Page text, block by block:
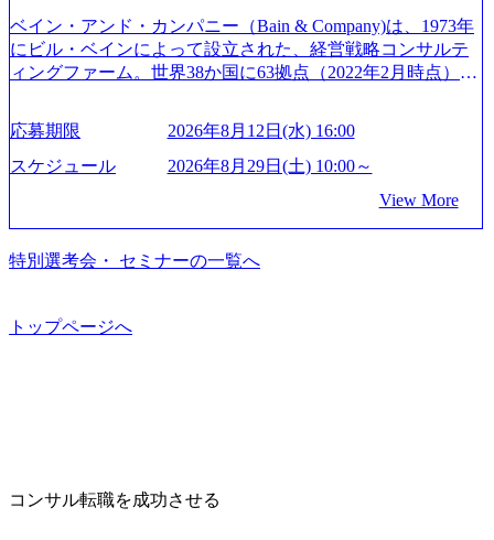
きます。 ※本求人はレバテック株式会社の雇用となりま
す。 ※案件によっては客先に出向いての作業も発生しま
す。 ＜ITコンサルタント＞ Webアプリケーション、SaaS系
模基幹システムにおける最上流のPoC(概念実証)支援から構
想策定、開発マネジメント支援までを一気通貫で担当して
います。 生成AIなどの最新技術とシステムを活用し、顧客
の業務革新と効率化の実現に貢献します。 ＜PL/PM＞ 顧客
の要望を深くヒアリングし、企画構想からアジャイル開発
による開発支援までを一気通貫で推進していただきます。
プロジェクト提案・推進の中核として、企画・要件定義か
流での現状分析、顧客ヒアリング、戦略策定、技術選定、
ルティング領域)から参画いただきます。 課題選定から顧客
ry-safety-network)（公共サービス） カルビー：SAP HANAの
導入で基幹システムを刷新 (https://www.accenture.com/jp-ja/ca
se-studies/consumer-goods-services/calbee)（消費財・サービ
る 日本では2.3万人以上の従業員を擁しており(会計系BIG4
を上回る規模感)、営業利益率も約15％と驚異的な数字とな
を遂げていることから、今後も高い成長が見込まれる 多く
の技術者を抱えており、アビームコンサルティングに続い
て日本国内2番目にSAP認定コンサルタント制度の有資格者
数が多く、特にIT領域に強みを持つ グローバルのポジショ
ーケットプレイス」が存在し、本ツールを活用で上司の引
職率も21.8%（2023年12月時点）とフレキシブルな働き方を
資格も保有、さまざまな業界・業種でのプロジェクト実績
と蓄積されたノウハウを基に独自の方法論やテンプレート
を開発し、それらを活用してお客様に最適なSAPコンサル
ティングサービスを提供する https://storage.googleapis.com/our
96dc8f2-7d54-42b9-a7ae-8c532c52d3d8_1200x678.webp アビー
ムコンサルティング会社資料 (https://www.abeam.com/content/
dam/abeam/jp/ja/about/company/ABeamConsultingCompanyProfil
e_jpn_4.pdf) 『SAP AWARD OF EXCELLENCE 2024』にお
ルティング、社員の健康改善を支援 食事・睡眠など可視
w.businessinsider.jp/post-283587) アサヒグループホールディン
ンサルティング会社となり、今後も成長性が大きくみられ
ベイン・アンド・カンパニー（Bain & Company)は、1973年
にビル・ベインによって設立された、経営戦略コンサルテ
ィングファーム。世界38か国に63拠点（2022年2月時点）、
アントにお届けするのは単なるレポートではなく、『結
果』である。」この原則のもと、ベインは1973年に創業さ
れた。クライアントが不確かな未来の中、競争に勝てるよ
に、提言を具体的な行動に落とし込んでいる。 徹底した
「結果主義」を標榜。クライアントのフルポテンシャル実
現を目標に、具体的に目に見える成果を出すことを信条と
（真北）という言葉がよくつかわれる。針が少し東に傾い
外オフィスへのトランスファー制度などが充実している。
東京オフィスに来るグローバルメンバーも多く、グローバ
応募期限
2026年8月12日(水) 16:00
スケジュール
2026年8月29日(土) 10:00～
View More
特別選考会・ セミナーの一覧へ
トップページへ
コンサル転職を成功させる